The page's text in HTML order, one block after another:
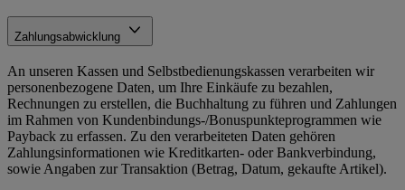
Zahlungsabwicklung
An unseren Kassen und Selbstbedienungskassen verarbeiten wir
personenbezogene Daten, um Ihre Einkäufe zu bezahlen,
Rechnungen zu erstellen, die Buchhaltung zu führen und Zahlungen
im Rahmen von Kundenbindungs-/Bonuspunkteprogrammen wie
Payback zu erfassen. Zu den verarbeiteten Daten gehören
Zahlungsinformationen wie Kreditkarten- oder Bankverbindung,
sowie Angaben zur Transaktion (Betrag, Datum, gekaufte Artikel).